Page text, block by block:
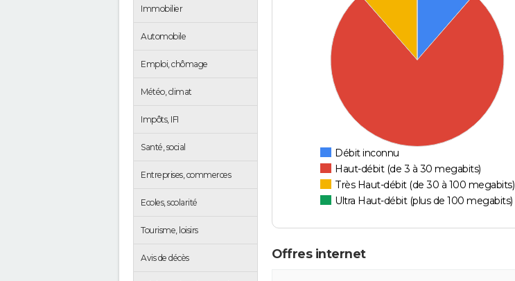
Immobilier
Automobile
Emploi, chômage
Météo, climat
Impôts, IFI
Santé, social
Entreprises, commerces
Ecoles, scolarité
Tourisme, loisirs
Avis de décès
Débit inconnu
Haut-débit (de 3 à 30 megabits)
Très Haut-débit (de 30 à 100 megabits)
Ultra Haut-débit (plus de 100 megabits)
Offres internet